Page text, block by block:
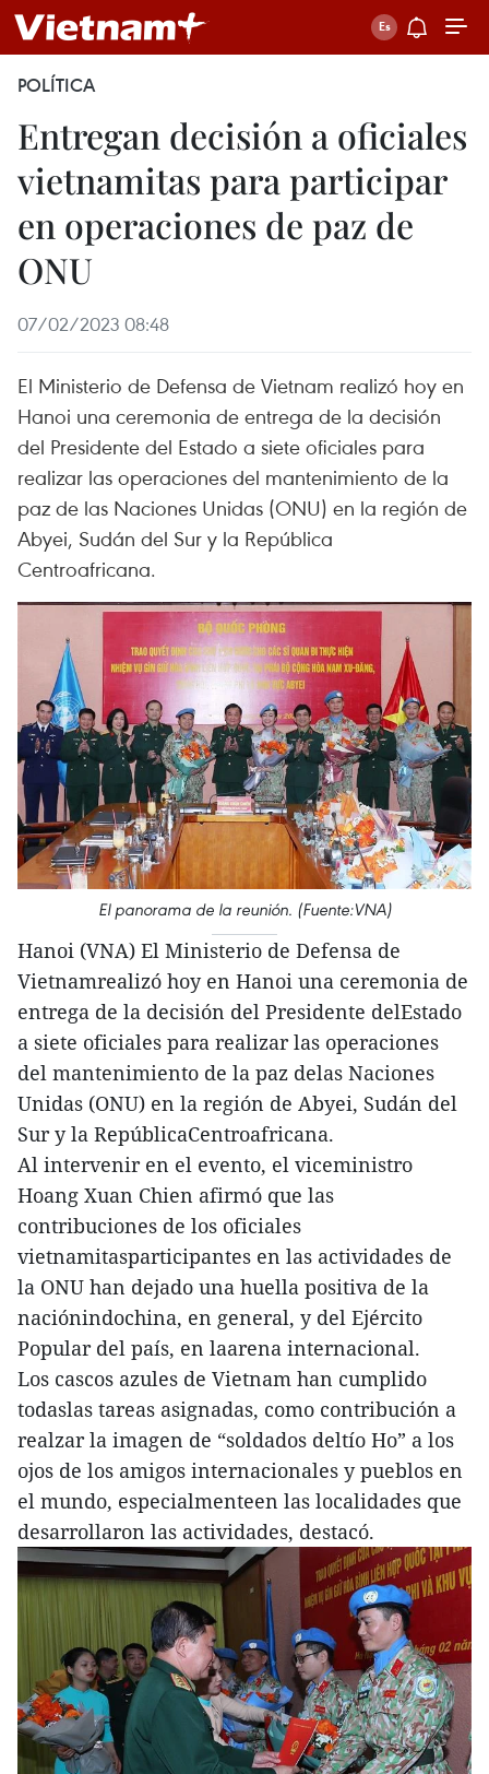
POLÍTICA
Entregan decisión a oficiales
vietnamitas para participar
en operaciones de paz de
ONU
07/02/2023 08:48
El Ministerio de Defensa de Vietnam realizó hoy en
Hanoi una ceremonia de entrega de la decisión
del Presidente del Estado a siete oficiales para
realizar las operaciones del mantenimiento de la
paz de las Naciones Unidas (ONU) en la región de
Abyei, Sudán del Sur y la República
Centroafricana.
El panorama de la reunión. (Fuente:VNA)
Hanoi (VNA) El Ministerio de Defensa de
Vietnamrealizó hoy en Hanoi una ceremonia de
entrega de la decisión del Presidente delEstado
a siete oficiales para realizar las operaciones
del mantenimiento de la paz delas Naciones
Unidas (ONU) en la región de Abyei, Sudán del
Sur y la RepúblicaCentroafricana.
Al intervenir en el evento, el viceministro
Hoang Xuan Chien afirmó que las
contribuciones de los oficiales
vietnamitasparticipantes en las actividades de
la ONU han dejado una huella positiva de la
naciónindochina, en general, y del Ejército
Popular del país, en laarena internacional.
Los cascos azules de Vietnam han cumplido
todaslas tareas asignadas, como contribución a
realzar la imagen de “soldados deltío Ho” a los
ojos de los amigos internacionales y pueblos en
el mundo, especialmenteen las localidades que
desarrollaron las actividades, destacó.